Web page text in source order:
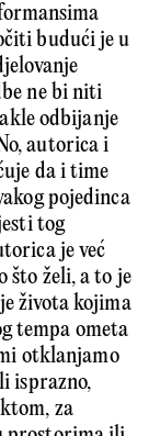
budući je u
ne bi niti
odbijanje
autorica i
da i time
pojedinca
tog
je već
što želi, a to je
ži­vota kojima
tempa ometa
otklanjamo
isprazno,
za